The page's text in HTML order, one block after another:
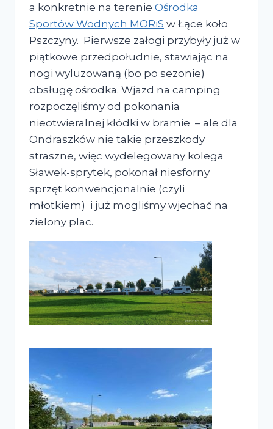
a konkretnie na terenie Ośrodka
Sportów Wodnych MORiS w Łące koło
Pszczyny. Pierwsze załogi przybyły już w
piątkowe przedpołudnie, stawiając na
nogi wyluzowaną (bo po sezonie)
obsługę ośrodka. Wjazd na camping
rozpoczęliśmy od pokonania
nieotwieralnej kłódki w bramie – ale dla
Ondraszków nie takie przeszkody
straszne, więc wydelegowany kolega
Sławek-sprytek, pokonał niesforny
sprzęt konwencjonalnie (czyli
młotkiem) i już mogliśmy wjechać na
zielony plac.